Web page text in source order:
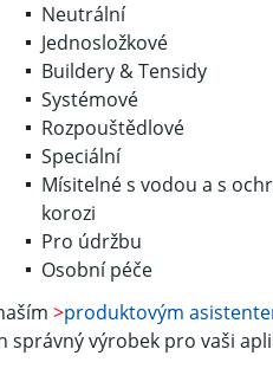
Neutrální
Jednosložkové
Buildery & Tensidy
Systémové
Rozpouštědlové
Speciální
Mísitelné s vodou a s
korozi
Pro údržbu
Osobní péče
>produktovým
správný výrobek pro vaši